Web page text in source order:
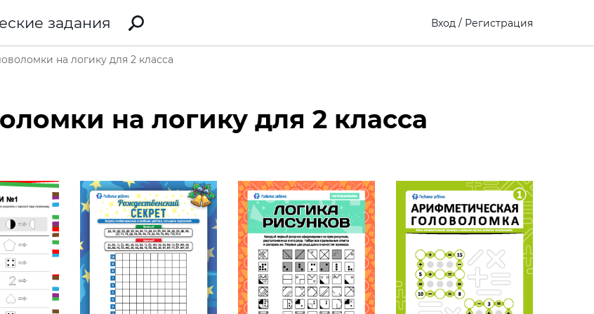
задания Вход / Регистрация
на логику для 2 класса
на логику для 2 класса